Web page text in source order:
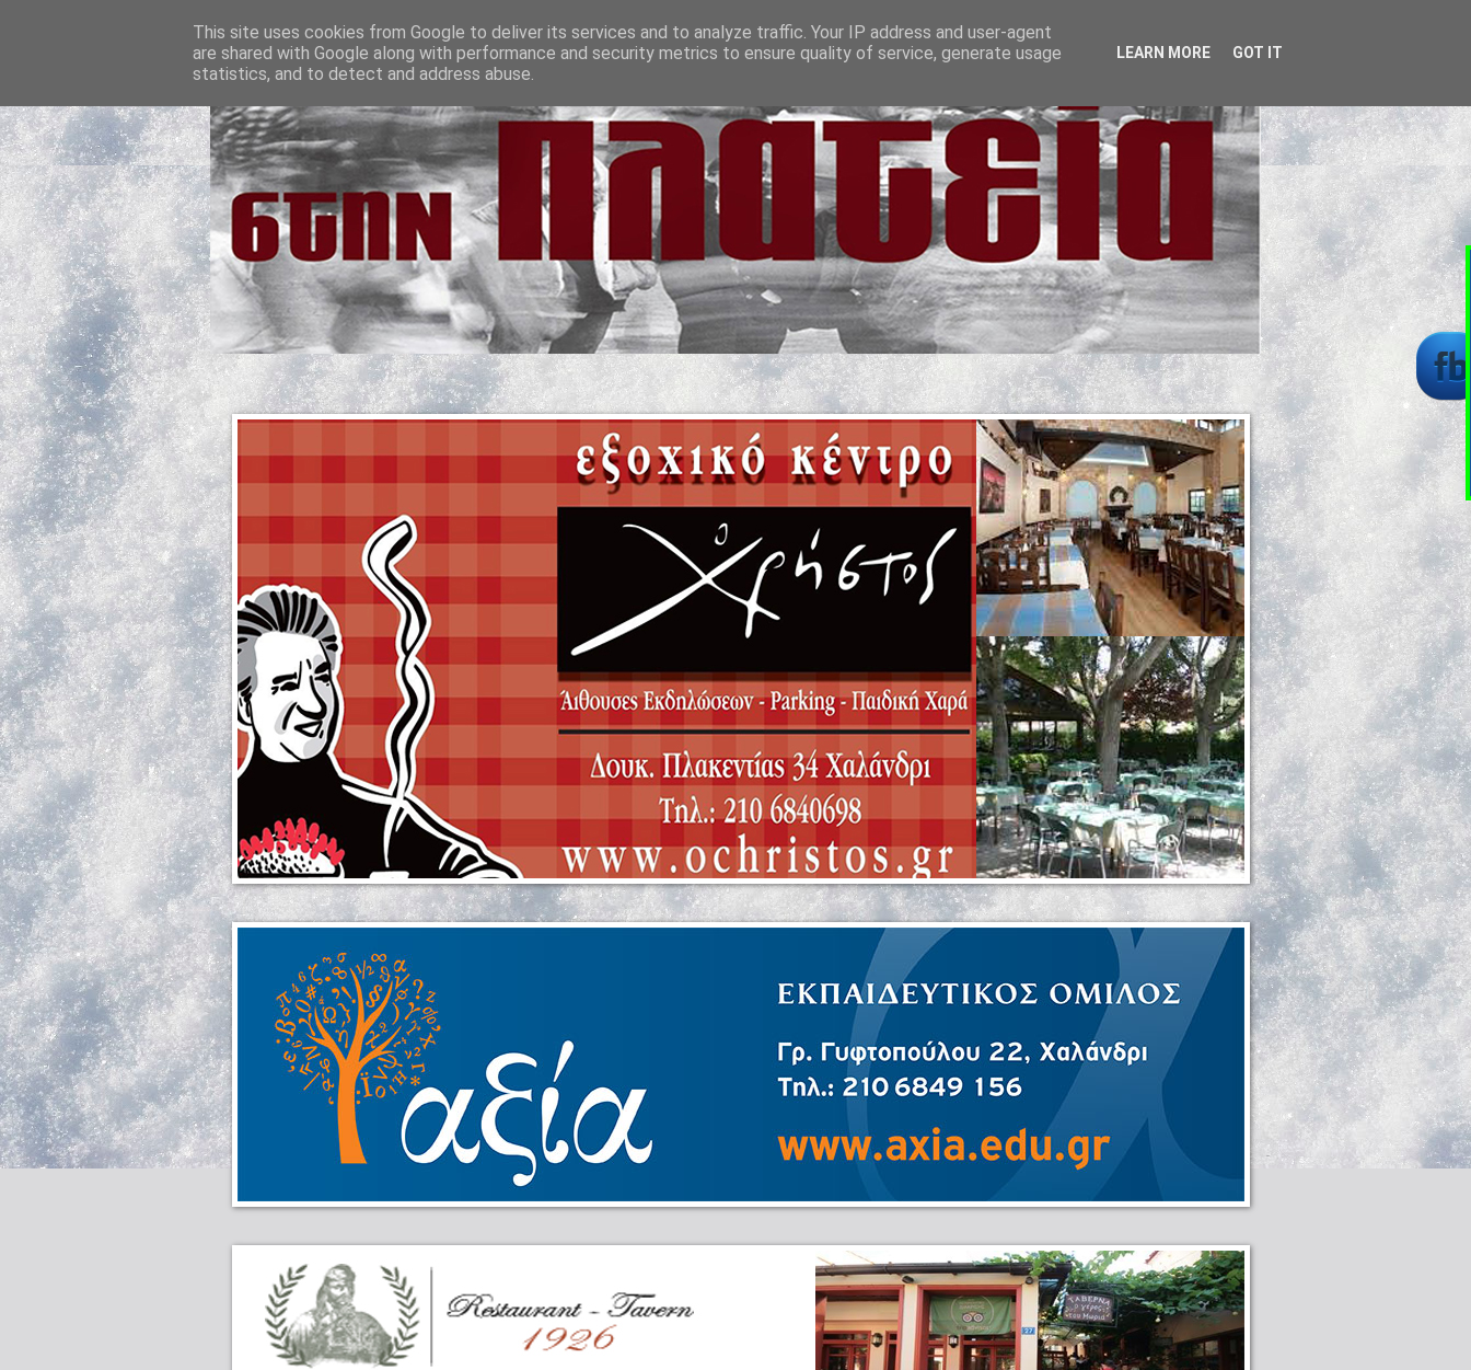
This site uses cookies from Google to deliver its services and to analyze traffic. Your IP address and user-agent
are shared with Google along with performance and security metrics to ensure quality of service, generate usage
statistics, and to detect and address abuse.
LEARN MORE GOT IT